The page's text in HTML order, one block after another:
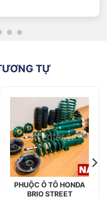
TỰ
PHUỘC Ô TÔ HONDA
BRIO STREET